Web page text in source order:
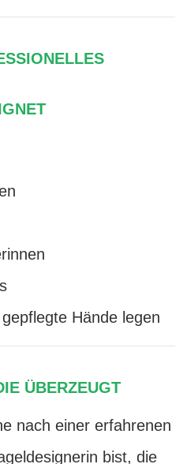
Hände legen
ÜBERZEUGT
nach einer erfahrenen
bist, die